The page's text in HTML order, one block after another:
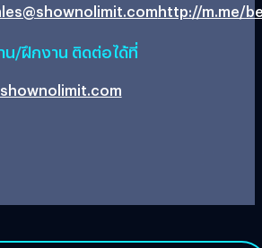
http://m.me/
น/ฝึกงาน ติดต่อได้ที่